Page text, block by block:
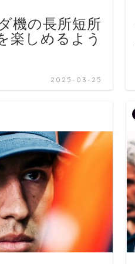
機の長所短所
楽しめるよう
2025-03-25